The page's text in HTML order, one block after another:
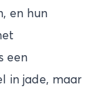
en hun
een
in jade, maar